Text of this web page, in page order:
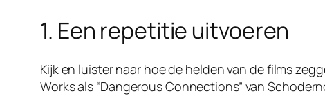
1. Een repetitie uitvoeren
Kijk en luister naar hoe de helden van de films
Works als “Dangerous Connections” van